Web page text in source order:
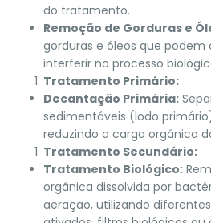
do tratamento.
Remoção de Gorduras e
gorduras e óleos que podem
interferir no processo
Tratamento Primário:
Decantação Primária:
sedimentáveis (lodo
reduzindo a carga orgânica
Tratamento Secundário:
Tratamento Biológico:
orgânica dissolvida por
aeração, utilizando